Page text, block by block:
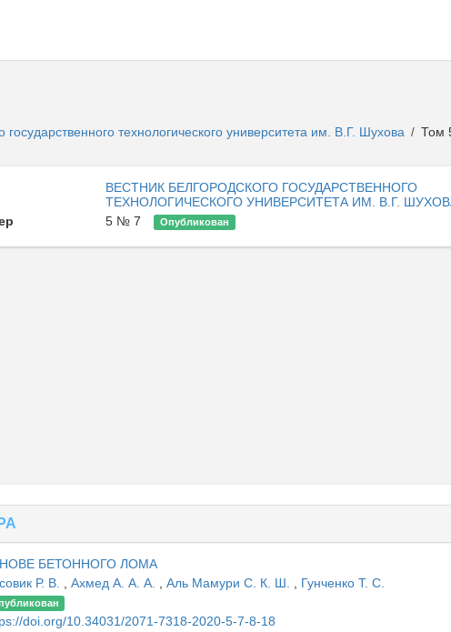
государственного технологического университета им. В.Г. Шухова / Том
ВЕСТНИК БЕЛГОРОДСКОГО ГОСУДАРСТВЕННОГО
ТЕХНОЛОГИЧЕСКОГО УНИВЕРСИТЕТА ИМ. В.Г.
5 № 7 Опубликован
БЕТОННОГО ЛОМА
Р. В. Ахмед А. А. А. Аль Мамури С. К. Ш.
Гунченко Т. С.
doi.org/10.34031/2071-7318-2020-5-7-8-18